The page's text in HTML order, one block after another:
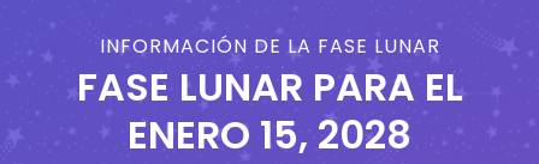
INFORMACIÓN DE LA FASE LUNAR
FASE LUNAR PARA EL
ENERO 15, 2028